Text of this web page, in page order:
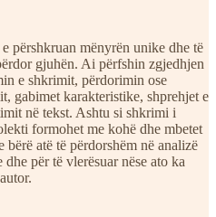
përshkruan mënyrën unike dhe të
gjuhën. Ai përfshin zgjedhjen
e shkrimit, përdorimin ose
gabimet karakteristike, shprehjet e
në tekst. Ashtu si shkrimi i
formohet me kohë dhe mbetet
atë të përdorshëm në analizë
për të vlerësuar nëse ato ka